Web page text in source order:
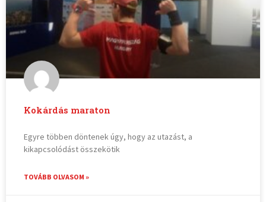
Kokárdás maraton
Egyre többen döntenek úgy, hogy az utazást, a
kikapcsolódást összekötik
TOVÁBB OLVASOM »